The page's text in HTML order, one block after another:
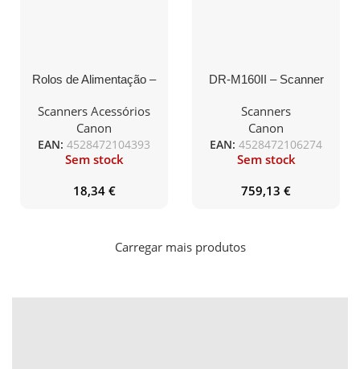
Rolos de Alimentação –
Scanners Acessórios
Canon
EAN: 4528472104393
Sem stock
18,34 €
DR-M160II – Scanner
600DPI. ADF Duplex
com capacidade P/60
Scanners
Canon
EAN: 4528472106274
Sem stock
759,13 €
Carregar mais produtos